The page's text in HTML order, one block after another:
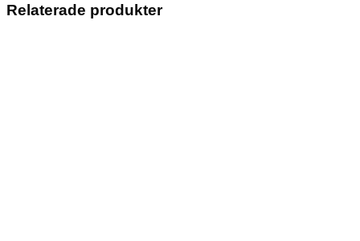
Relaterade produkter